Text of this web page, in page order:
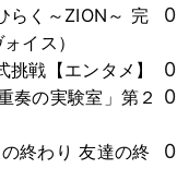
らく～ZION～ 完
イス）
0
挑戦【エンタメ】
0
奏の実験室」第２
0
終わり 友達の終
0